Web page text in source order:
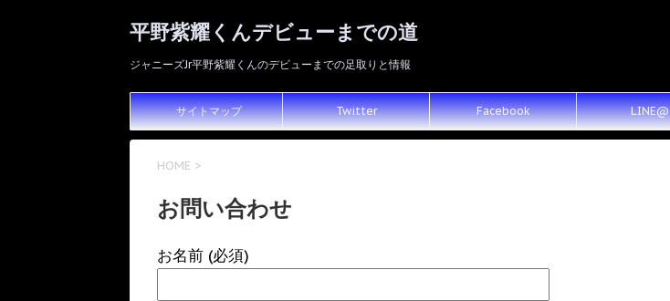
平野紫耀くんデビューまでの道
ジャニーズJr平野紫耀くんのデビューまでの足取りと情報
サイトマップ Twitter Facebook LINE@
HOME >
お問い合わせ
お名前 (必須)